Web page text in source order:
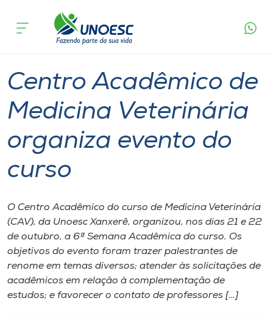
Cursos
Pesquisa
Atendimento ao Estudante
Portal de Ensino
A
Unoesc
Internacionalização
I.nova
acontece
Centro Acadêmico de
Medicina Veterinária
organiza evento do
curso
O Centro Acadêmico do curso de Medicina Veterinária
(CAV), da Unoesc Xanxerê, organizou, nos dias 21 e 22
de outubro, a 6ª Semana Acadêmica do curso. Os
objetivos do evento foram trazer palestrantes de
renome em temas diversos; atender às solicitações de
acadêmicos em relação à complementação de
estudos; e favorecer o contato de professores […]